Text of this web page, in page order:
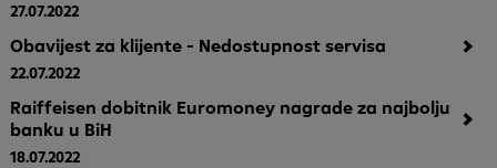
27.07.2022
Obavijest za klijente - Nedostupnost servisa
22.07.2022
Raiffeisen dobitnik Euromoney nagrade za najbolju
banku u BiH
18.07.2022